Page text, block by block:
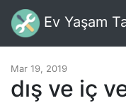
Ev Yaşam
Mar 19, 2019
dış ve iç